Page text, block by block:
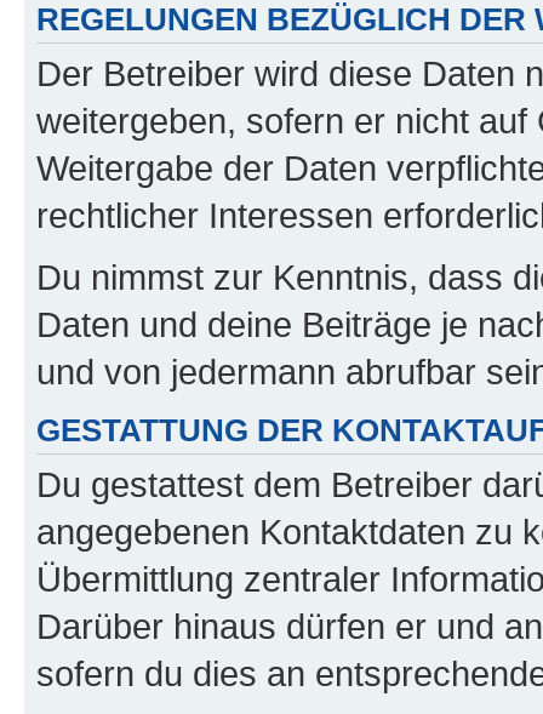
REGELUNGEN BEZÜGLICH DER
Der Betreiber wird diese Daten
weitergeben, sofern er nicht
Weitergabe der Daten
rechtlicher Interessen
Du nimmst zur Kenntnis, dass
Daten und deine Beiträge je
und von jedermann abrufbar
GESTATTUNG DER
Du gestattest dem Betreiber
angegebenen Kontaktdaten zu
Übermittlung zentraler
Darüber hinaus dürfen er und
sofern du dies an